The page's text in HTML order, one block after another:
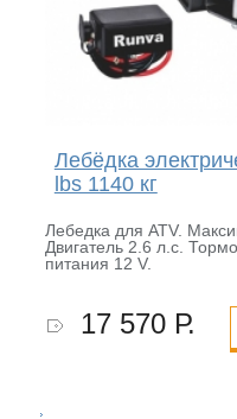
Лебёдка
lbs 1140 кг
Лебедка для ATV.
Двигатель 2.6 л.с.
питания 12 V.
17 570 Р.